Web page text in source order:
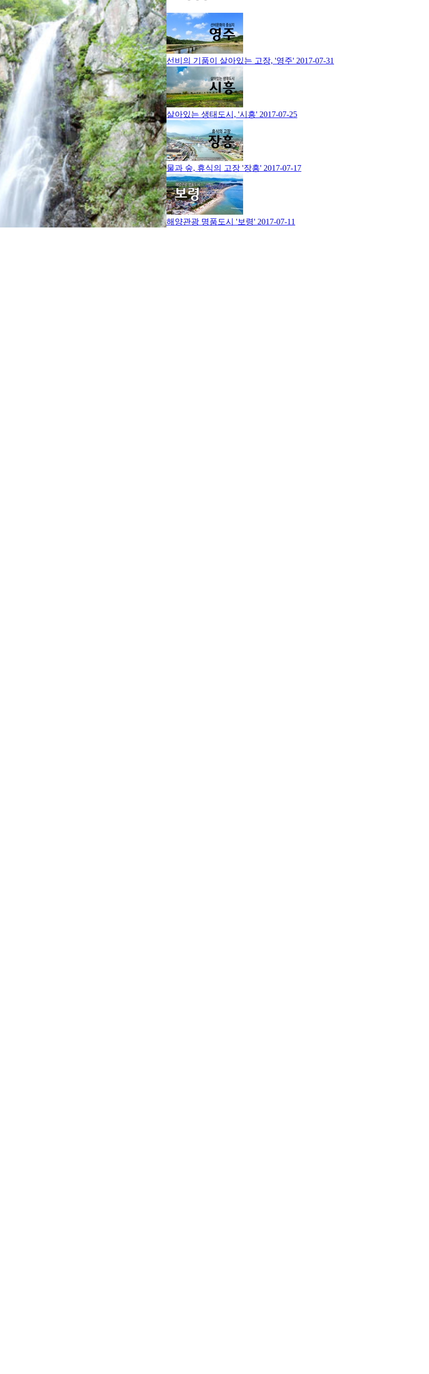
선비의 기품이 살아있는 고장, '영주' 2017-07-31
살아있는 생태도시, '시흥' 2017-07-25
물과 숲, 휴식의 고장 '장흥' 2017-07-17
해양관광 명품도시 '보령' 2017-07-11